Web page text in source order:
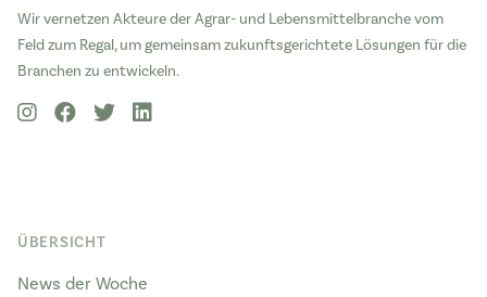
Wir vernetzen Akteure der Agrar- und Lebensmittelbranche vom
Feld zum Regal, um gemeinsam zukunftsgerichtete Lösungen für die
Branchen zu entwickeln.
ÜBERSICHT
News der Woche